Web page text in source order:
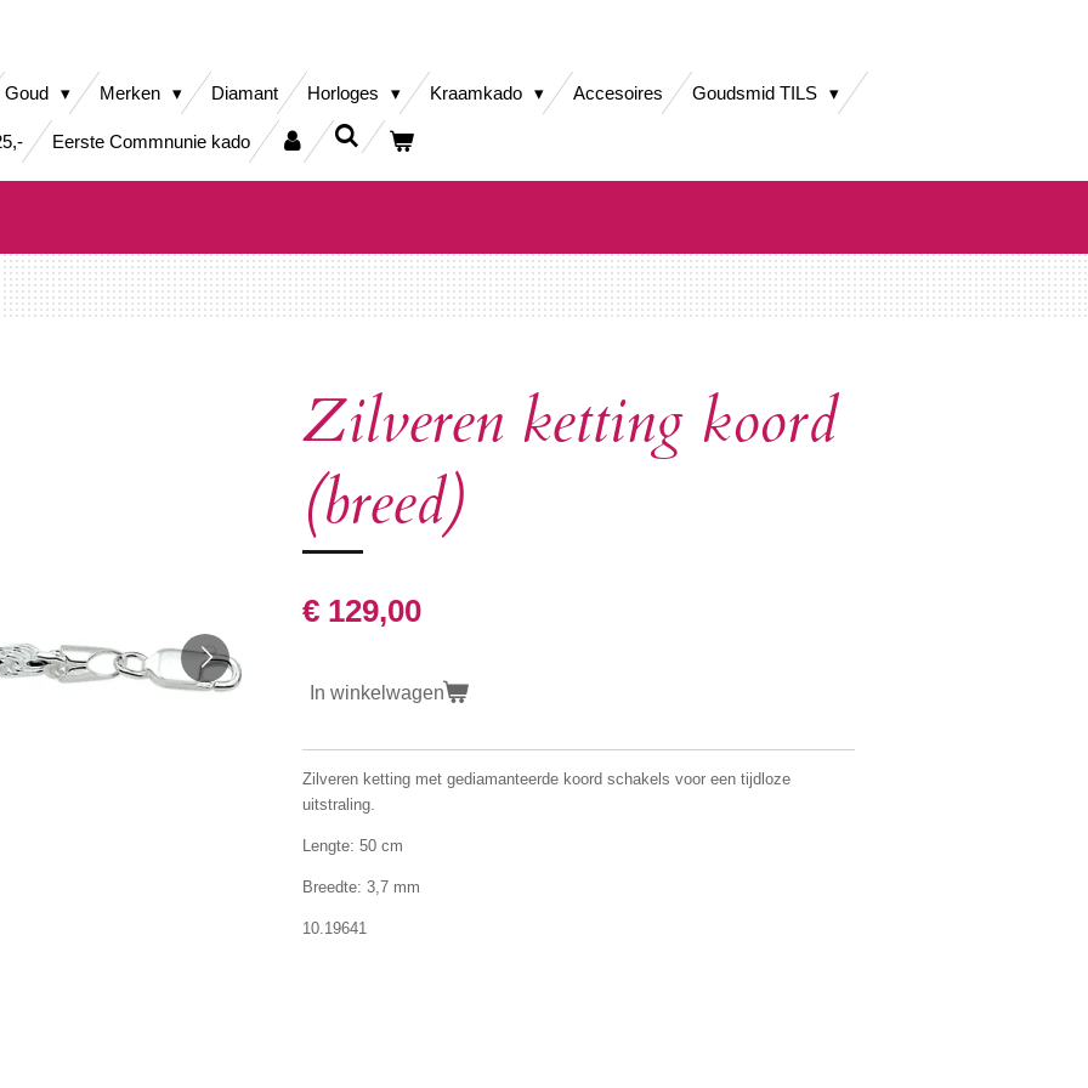
Goud Merken Diamant Horloges Kraamkado Accesoires Goudsmid TILS
Eerste Commnunie kado
Zilveren ketting koord
(breed)
€ 129,00
In winkelwagen
Zilveren ketting met gediamanteerde koord schakels voor een tijdloze
uitstraling.
Lengte: 50 cm
Breedte: 3,7 mm
10.19641